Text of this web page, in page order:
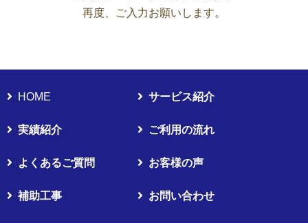
再度、ご入力お願いします。
HOME サービス紹介
実績紹介 ご利用の流れ
よくあるご質問 お客様の声
補助工事 お問い合わせ